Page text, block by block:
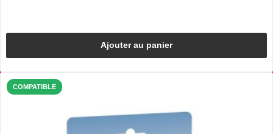
Ajouter au panier
COMPATIBLE